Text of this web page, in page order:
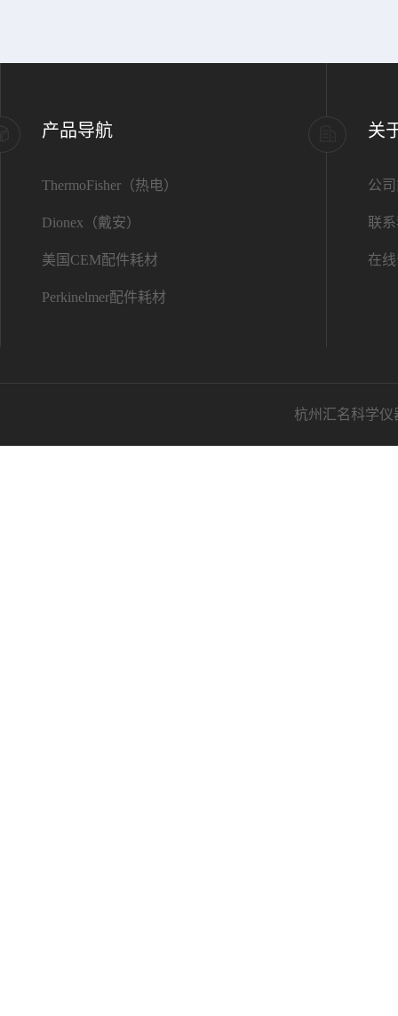
产品导航
ThermoFisher（热电）
Dionex（戴安）
美国CEM配件耗材
Perkinelmer配件耗材
关
公
联
在
杭州汇名科学仪